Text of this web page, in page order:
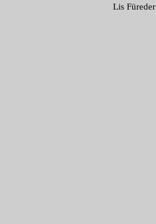
Lis Füreder